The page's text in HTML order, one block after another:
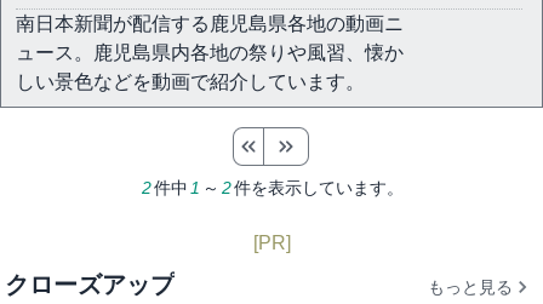
南日本新聞が配信する鹿児島県各地の動画ニ
ュース。鹿児島県内各地の祭りや風習、懐か
しい景色などを動画で紹介しています。
2件中 1 ～ 2件を表示しています。
[PR]
クローズアップ もっと見る